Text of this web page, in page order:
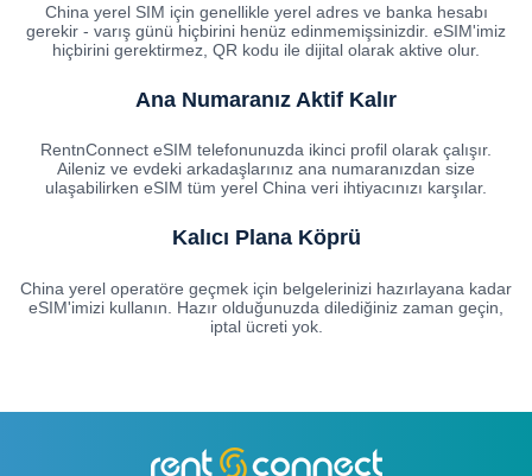
China yerel SIM için genellikle yerel adres ve banka hesabı
gerekir - varış günü hiçbirini henüz edinmemişsinizdir. eSIM'imiz
hiçbirini gerektirmez, QR kodu ile dijital olarak aktive olur.
Ana Numaranız Aktif Kalır
RentnConnect eSIM telefonunuzda ikinci profil olarak çalışır.
Aileniz ve evdeki arkadaşlarınız ana numaranızdan size
ulaşabilirken eSIM tüm yerel China veri ihtiyacınızı karşılar.
Kalıcı Plana Köprü
China yerel operatöre geçmek için belgelerinizi hazırlayana kadar
eSIM'imizi kullanın. Hazır olduğunuzda dilediğiniz zaman geçin,
iptal ücreti yok.